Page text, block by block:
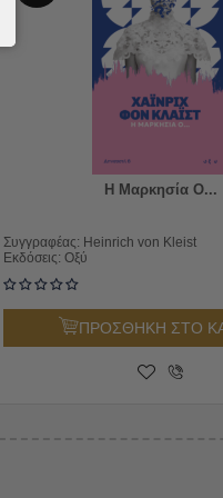
Η Μαρκησία Ο...
Συγγραφέας: Heinrich von Kleist
Εκδόσεις:Οξύ
ΠΡΟΣΘΗΚΗ ΣΤΟ